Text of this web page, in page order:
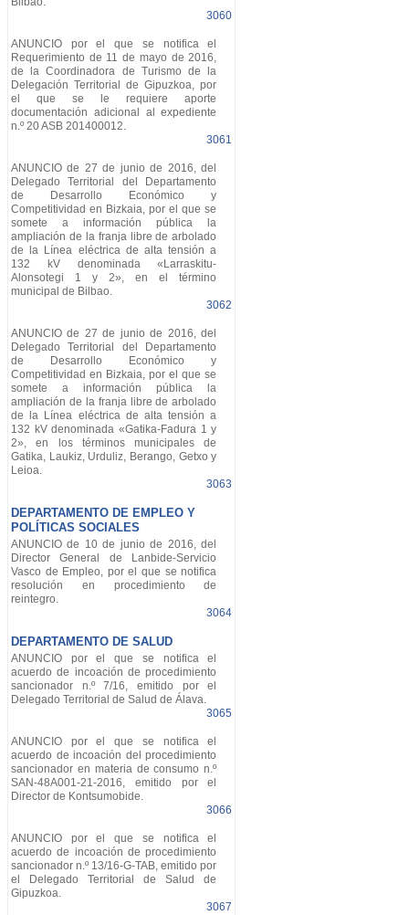
3060
ANUNCIO por el que se notifica el
Requerimiento de 11 de mayo de 2016,
de la Coordinadora de Turismo de la
Delegación Territorial de Gipuzkoa, por
el que se le requiere aporte
documentación adicional al expediente
n.º 20 ASB 201400012.
3061
ANUNCIO de 27 de junio de 2016, del
Delegado Territorial del Departamento
de Desarrollo Económico y
Competitividad en Bizkaia, por el que se
somete a información pública la
ampliación de la franja libre de arbolado
de la Línea eléctrica de alta tensión a
132 kV denominada «Larraskitu-
Alonsotegi 1 y 2», en el término
municipal de Bilbao.
3062
ANUNCIO de 27 de junio de 2016, del
Delegado Territorial del Departamento
de Desarrollo Económico y
Competitividad en Bizkaia, por el que se
somete a información pública la
ampliación de la franja libre de arbolado
de la Línea eléctrica de alta tensión a
132 kV denominada «Gatika-Fadura 1 y
2», en los términos municipales de
Gatika, Laukiz, Urduliz, Berango, Getxo y
Leioa.
3063
DEPARTAMENTO DE EMPLEO Y
POLÍTICAS SOCIALES
ANUNCIO de 10 de junio de 2016, del
Director General de Lanbide-Servicio
Vasco de Empleo, por el que se notifica
resolución en procedimiento de
reintegro.
3064
DEPARTAMENTO DE SALUD
ANUNCIO por el que se notifica el
acuerdo de incoación de procedimiento
sancionador n.º 7/16, emitido por el
Delegado Territorial de Salud de Álava.
3065
ANUNCIO por el que se notifica el
acuerdo de incoación del procedimiento
sancionador en materia de consumo n.º
SAN-48A001-21-2016, emitido por el
Director de Kontsumobide.
3066
ANUNCIO por el que se notifica el
acuerdo de incoación de procedimiento
sancionador n.º 13/16-G-TAB, emitido por
el Delegado Territorial de Salud de
Gipuzkoa.
3067